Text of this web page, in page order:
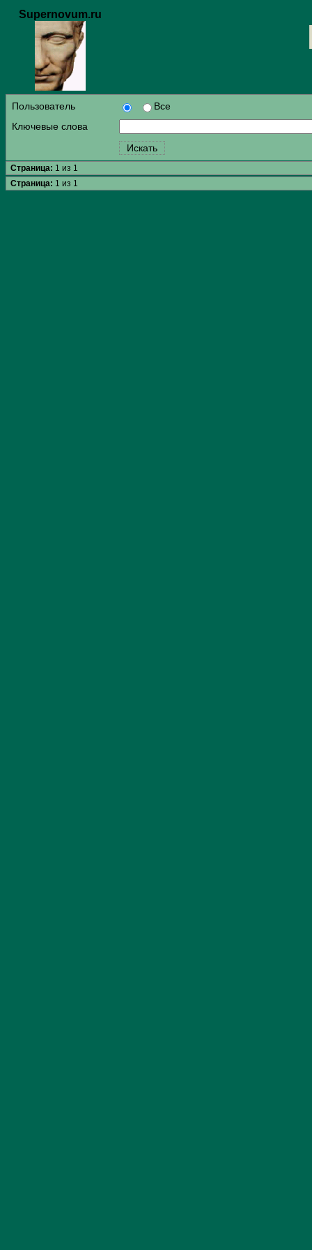
Supernovum.ru
Пользователь
Все
Ключевые слова
Страница: 1 из 1
Страница: 1 из 1